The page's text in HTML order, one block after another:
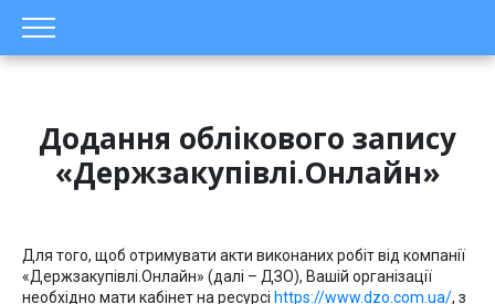
Додання облікового запису
«Держзакупівлі.Онлайн»
Для того, щоб отримувати акти виконаних робіт від компанії
«Держзакупівлі.Онлайн» (далі – ДЗО), Вашій організації
необхідно мати кабінет на ресурсі https://www.dzo.com.ua/, з